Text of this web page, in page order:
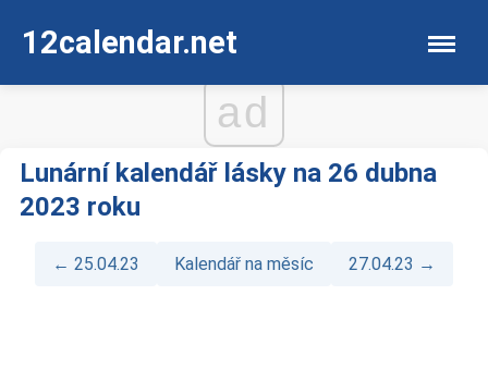
12calendar.net
ad
Lunární kalendář lásky na 26 dubna
2023 roku
← 25.04.23 Kalendář na měsíc 27.04.23 →